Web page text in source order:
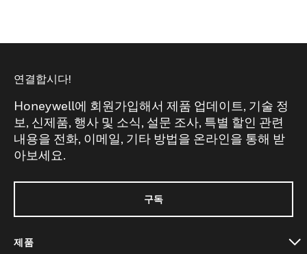
연결합시다!
Honeywell에 회원가입해서 제품 업데이트, 기술 정
보, 신제품, 행사 및 소식, 설문 조사, 특별 할인 관련
내용을 전화, 이메일, 기타 방법을 온라인을 통해 받
아보세요.
구독
제품